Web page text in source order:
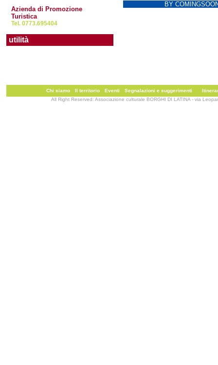
Azienda di Promozione
Turistica
Tel. 0773.695404
utilità
BY
Chi siamo Il territorio Eventi Segnalazioni e suggerimenti
All Right Reserved: Associazione culturale BORGHI DI LATINA - via